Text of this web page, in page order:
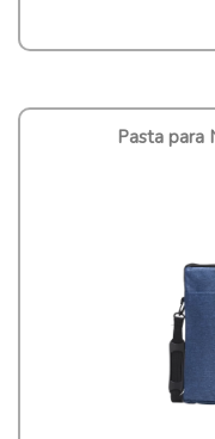
Pasta para